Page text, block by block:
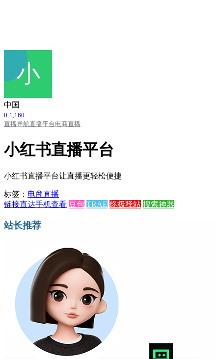
中国
0 1,160
直播导航直播平台电商直播
小红书直播平台
小红书直播平台让直播更轻松便捷
标签： 电商直播
链接直达手机查看 豆包 TRAE 终极驿站 搜索神器
站长推荐